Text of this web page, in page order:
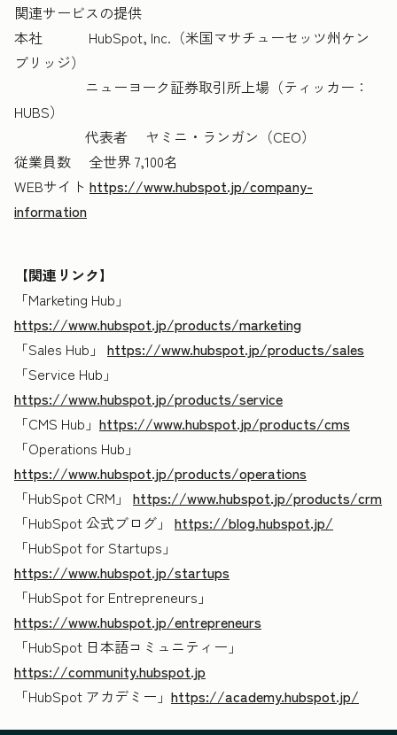
関連サービスの提供
本社 HubSpot, Inc.（米国マサチューセッツ州ケン
ブリッジ）
ニューヨーク証券取引所上場（ティッカー：
HUBS）
代表者 ヤミニ・ランガン（CEO）
従業員数 全世界 7,100名
WEBサイト https://www.hubspot.jp/company-
information
【関連リンク】
「Marketing Hub」
https://www.hubspot.jp/products/marketing
「Sales Hub」 https://www.hubspot.jp/products/sales
「Service Hub」
https://www.hubspot.jp/products/service
「CMS Hub」 https://www.hubspot.jp/products/cms
「Operations Hub」
https://www.hubspot.jp/products/operations
「HubSpot CRM」 https://www.hubspot.jp/products/crm
「HubSpot 公式ブログ」 https://blog.hubspot.jp/
「HubSpot for Startups」
https://www.hubspot.jp/startups
「HubSpot for Entrepreneurs」
https://www.hubspot.jp/entrepreneurs
「HubSpot 日本語コミュニティー」
https://community.hubspot.jp
「HubSpot アカデミー」 https://academy.hubspot.jp/